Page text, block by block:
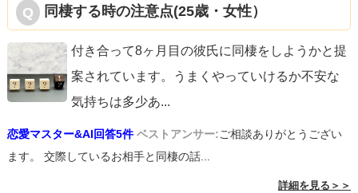
同棲する時の注意点(25歳・女性）
付き合って8ヶ月目の彼氏に同棲をしようかと提
案されています。うまくやっていけるか不安な
気持ちは多少あ...
恋愛マスター&AI回答5件 ベストアンサー:ご相談ありがとうござい
ます。 交際しているお相手と同棲の話...
詳細を見る＞＞